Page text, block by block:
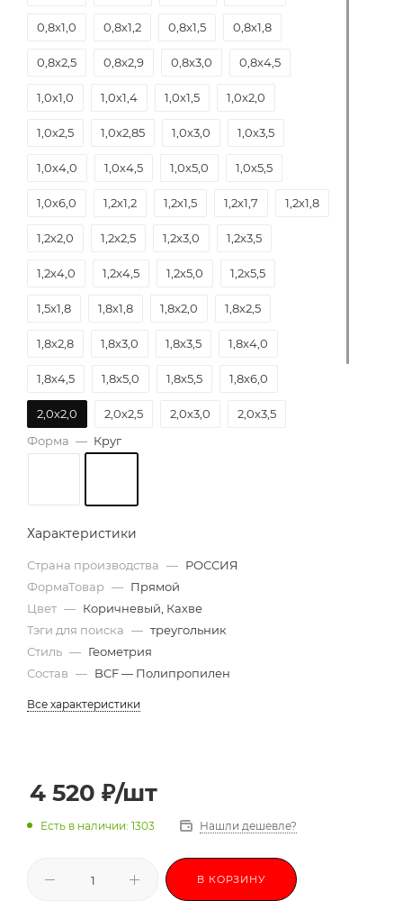
0,8х1,0 0,8х1,2 0,8х1,5 0,8х1,8
0,8х2,5 0,8х2,9 0,8х3,0 0,8х4,5
1,0х1,0 1,0х1,4 1,0х1,5 1,0х2,0
1,0х2,5 1,0х2,85 1,0х3,0 1,0х3,5
1,0х4,0 1,0х4,5 1,0х5,0 1,0х5,5
1,0х6,0 1,2х1,2 1,2х1,5 1,2х1,7 1,2х1,8
1,2х2,0 1,2х2,5 1,2х3,0 1,2х3,5
1,2х4,0 1,2х4,5 1,2х5,0 1,2х5,5
1,5х1,8 1,8х1,8 1,8х2,0 1,8х2,5
1,8х2,8 1,8х3,0 1,8х3,5 1,8х4,0
1,8х4,5 1,8х5,0 1,8х5,5 1,8х6,0
2,0х2,0 2,0х2,5 2,0х3,0 2,0х3,5
2,0х4,0 2,0х4,5
Форма — Круг
Характеристики
Страна производства — РОССИЯ
ФормаТовар — Прямой
Цвет — Коричневый, Кахве
Тэги для поиска — треугольник
Стиль — Геометрия
Состав — BCF — Полипропилен
Все характеристики
4 520 ₽/шт
Есть в наличии: 1303 Нашли дешевле?
В КОРЗИНУ